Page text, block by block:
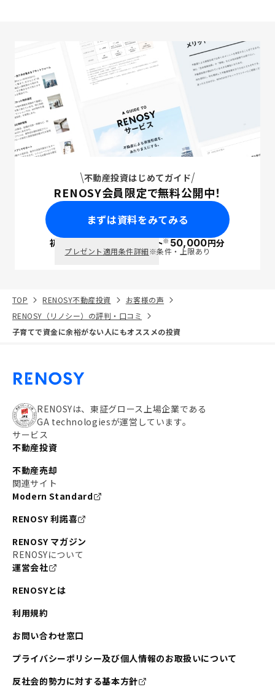
不動産投資はじめてガイド
RENOSY会員限定で無料公開中！
まずは資料をみてみる
初回面談で ポイント※50,000円分
プレゼント適用条件詳細※条件・上限あり
TOP RENOSY不動産投資
お客様の声
RENOSY（リノシー）の評判・口コミ
子育てで資金に余裕がない人にもオススメの投資
RENOSYは、東証グロース上場企業である
GA technologiesが運営しています。
サービス
不動産投資
不動産売却
関連サイト
Modern Standard
RENOSY 利諾喜
RENOSY マガジン
RENOSYについて
運営会社
RENOSYとは
利用規約
お問い合わせ窓口
プライバシーポリシー及び個人情報のお取扱いについて
反社会的勢力に対する基本方針